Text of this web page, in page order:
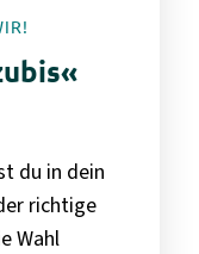
du in dein
richtige
Wahl